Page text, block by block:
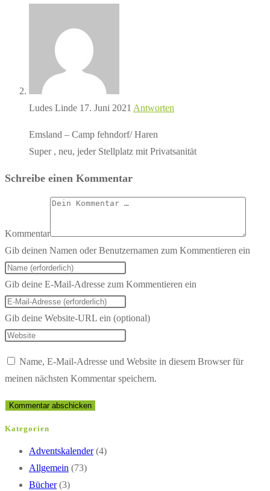
Ludes Linde 17. Juni 2021 Antworten
Emsland – Camp fehndorf/ Haren
Super , neu, jeder Stellplatz mit Privatsanität
Schreibe einen Kommentar
Kommentar
Gib deinen Namen oder Benutzernamen zum Kommentieren ein
Gib deine E-Mail-Adresse zum Kommentieren ein
Gib deine Website-URL ein (optional)
Name, E-Mail-Adresse und Website in diesem Browser für
meinen nächsten Kommentar speichern.
Kategorien
Adventskalender (4)
Allgemein (73)
Bücher (3)